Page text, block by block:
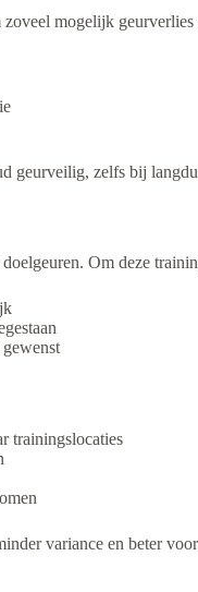
mogelijk
geurveilig, zelfs bij
Om deze
trainingslocaties
variance en beter